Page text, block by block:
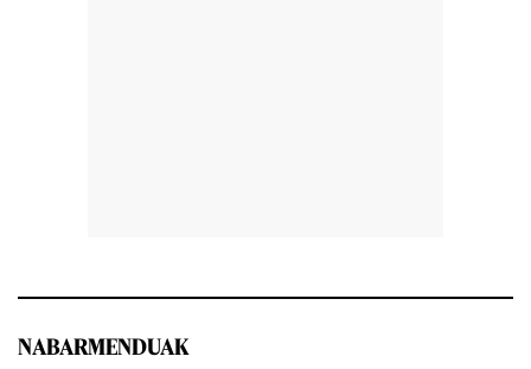
NABARMENDUAK